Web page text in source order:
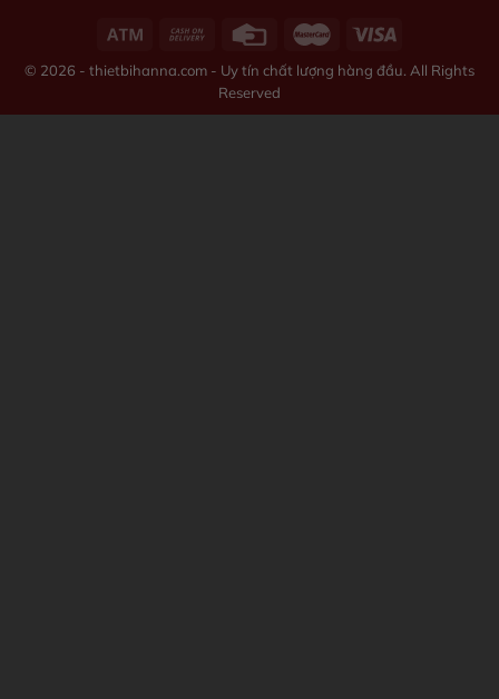
© 2026 - thietbihanna.com - Uy tín chất lượng hàng đầu. All Rights
Reserved